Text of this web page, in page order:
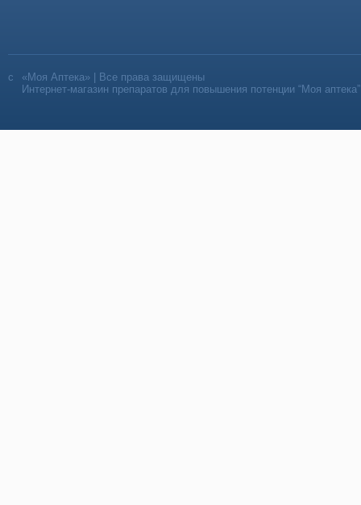
«Моя Аптека» | Все права защищены
Интернет-магазин препаратов для повышения потенции “Моя